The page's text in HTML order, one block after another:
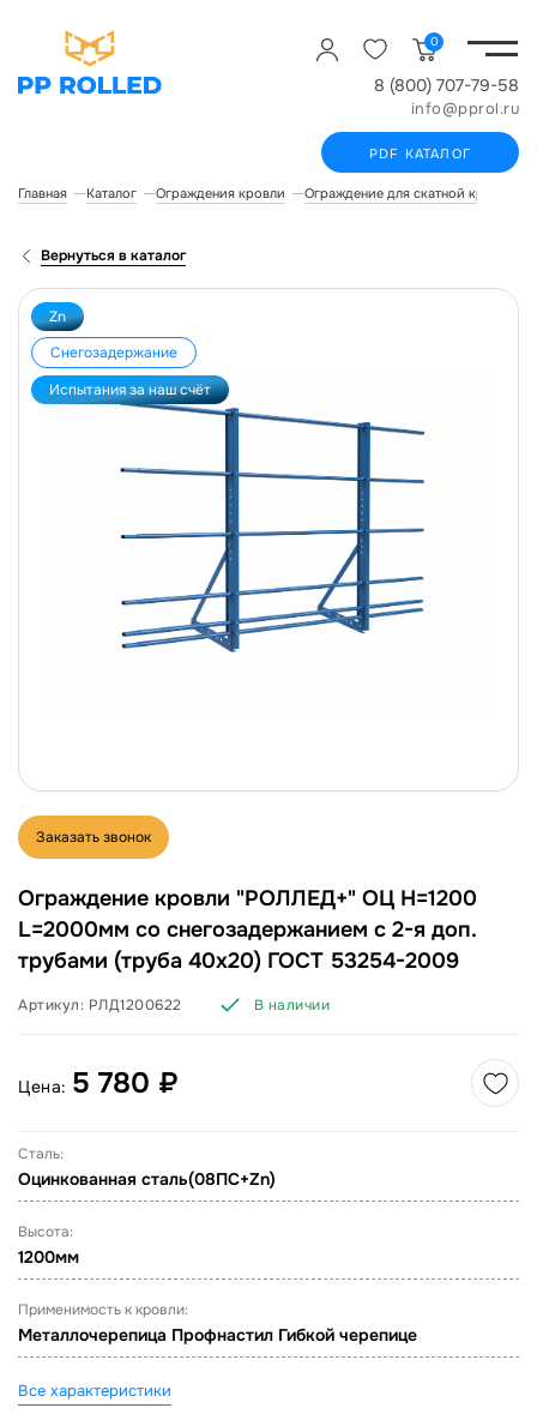
0
8 (800) 707-79-58
info@pprol.ru
PDF КАТАЛОГ
Главная Каталог Ограждения кровли Ограждение для скатной кровли
Вернуться в каталог
Zn
Снегозадержание
Испытания за наш счёт
Заказать звонок
Ограждение кровли "РОЛЛЕД+" ОЦ H=1200
L=2000мм со снегозадержанием с 2-я доп.
трубами (труба 40х20) ГОСТ 53254-2009
Артикул: РЛД1200622 В наличии
Цена: 5 780 ₽
Сталь:
Оцинкованная сталь(08ПС+Zn)
Высота:
1200мм
Применимость к кровли:
Металлочерепица Профнастил Гибкой черепице
Все характеристики